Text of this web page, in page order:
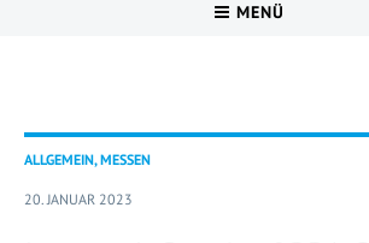
MENÜ
ALLGEMEIN, MESSEN
20. JANUAR 2023